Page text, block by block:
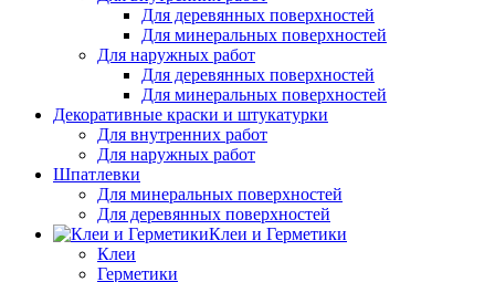
Для деревянных поверхностей
Для минеральных поверхностей
Для наружных работ
Для деревянных поверхностей
Для минеральных поверхностей
Декоративные краски и штукатурки
Для внутренних работ
Для наружных работ
Шпатлевки
Для минеральных поверхностей
Для деревянных поверхностей
Клеи и Герметики
Клеи
Герметики